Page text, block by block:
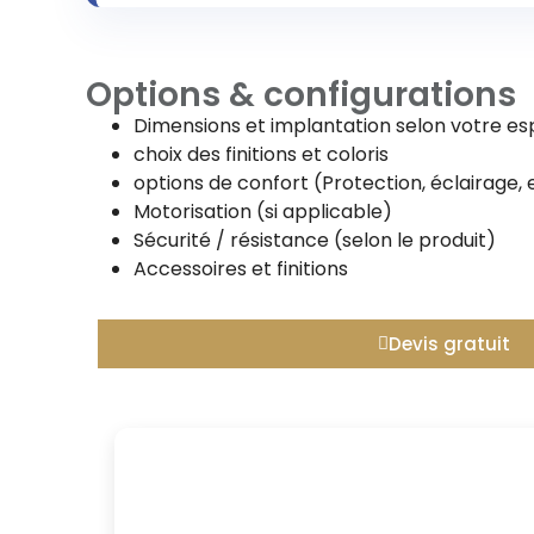
Options & configurations
Dimensions et implantation selon votre
choix des finitions et coloris
options de confort (Protection, éclairage,
Motorisation (si applicable)
Sécurité / résistance (selon le produit)
Accessoires et finitions
Devis gratuit